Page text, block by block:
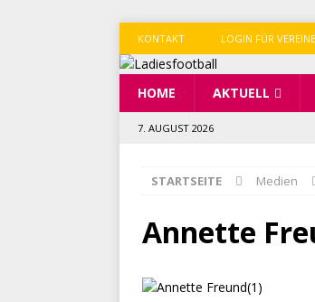
KONTAKT LOGIN FÜR VEREINE
HOME AKTUELL
7. AUGUST 2026
STARTSEITE Medien
Annette